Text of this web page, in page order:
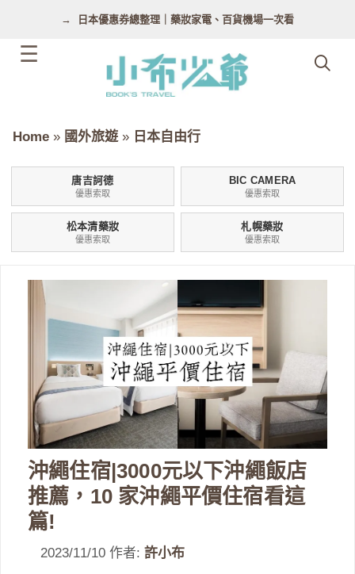
日本優惠券總整理｜藥妝家電、百貨機場一次看
Home » 國外旅遊 » 日本自由行
唐吉訶德
優惠索取
BIC CAMERA
優惠索取
松本清藥妝
優惠索取
札幌藥妝
優惠索取
沖繩住宿|3000元以下沖繩飯店
推薦，10 家沖繩平價住宿看這
篇!
2023/11/10 作者: 許小布